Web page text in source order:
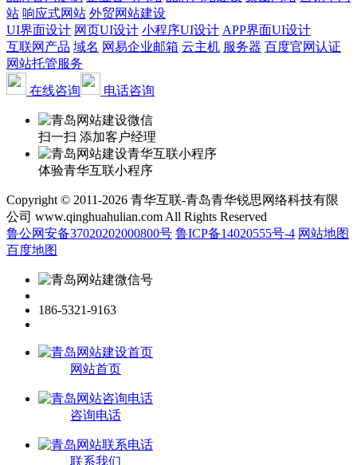
站 响应式网站 外贸网站建设
UI界面设计 网页UI设计 小程序UI设计 APP界面UI设计
互联网产品 域名 网易企业邮箱 云主机 服务器 百度官网认证
网站托管服务
在线咨询
电话咨询
扫一扫 添加客户经理
体验青华互联小程序
Copyright © 2011-2026 青华互联-青岛青华锐思网络科技有限
公司 www.qinghuahulian.com All Rights Reserved
鲁公网安备37020202000800号 鲁ICP备14020555号-4 网站地图
百度地图
186-5321-9163
网站首页
咨询电话
联系我们